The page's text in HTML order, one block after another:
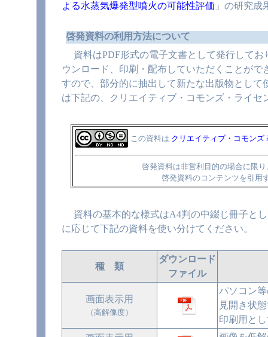
よる水蒸気爆発型噴火の可能性評価 」の研究成
啓発資料の利用方法について
資料はPDF形式の電子文書として発行してお
ウンロード、印刷・配布していただくことが
すので、部分的に抽出して新たな出版物とし
は下記の、クリエイティブ・コモンズ・ライ
この資料は クリエイティブ・コモンズ
啓発資料は非営利目的の場合に限
啓発資料のコンテンツを引用
資料の基本的な様式はA4判の中綴じ冊子と
に応じて下記の資料を使い分けてください。
種 類
ダウンロード
ファイル
画面表示用
（高解像度）
パソコン
見開き状
印刷用と